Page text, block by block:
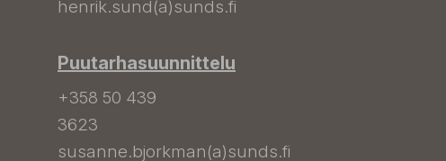
henrik.sund(a)sunds.fi
Puutarhasuunnittelu
+358 50 439
3623
susanne.bjorkman(a)sunds.fi